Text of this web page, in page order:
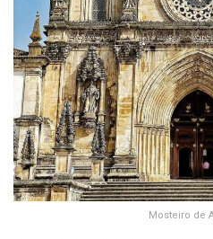
Mosteiro de